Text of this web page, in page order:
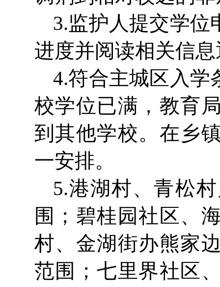
3.监护人提交学位
进度并阅读相关信
4.符合主城区入学
校学位已满，教育
到其他学校。在乡
一安排。
5.港湖村、青松
围；碧桂园社区、
村、金湖街办熊家
范围；七里界社区